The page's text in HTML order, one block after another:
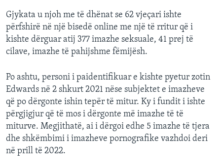
Gjykata u njoh me të dhënat se 62 vjeçari ishte
përfshirë në një bisedë online me një të rritur që i
kishte dërguar atij 377 imazhe seksuale, 41 prej të
cilave, imazhe të pahijshme fëmijësh.
Po ashtu, personi i paidentifikuar e kishte pyetur zotin
Edwards në 2 shkurt 2021 nëse subjektet e imazheve
që po dërgonte ishin tepër të mitur. Ky i fundit i ishte
përgjigjur që të mos i dërgonte më imazhe të të
miturve. Megjithatë, ai i dërgoi edhe 5 imazhe të tjera
dhe shkëmbimi i imazheve pornografike vazhdoi deri
në prill të 2022.